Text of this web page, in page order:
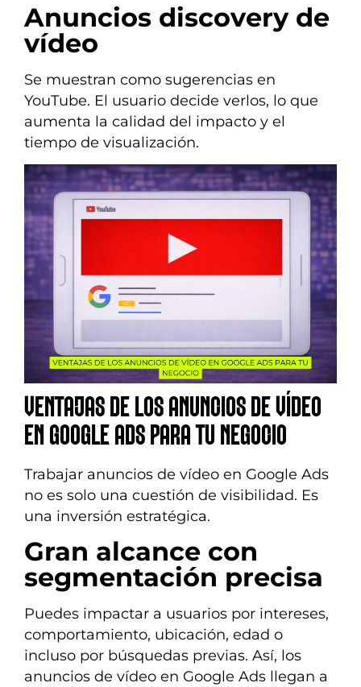
Anuncios discovery de
vídeo
Se muestran como sugerencias en
YouTube. El usuario decide verlos, lo que
aumenta la calidad del impacto y el
tiempo de visualización.
VENTAJAS DE LOS ANUNCIOS DE VÍDEO
EN GOOGLE ADS PARA TU NEGOCIO
Trabajar anuncios de vídeo en Google Ads
no es solo una cuestión de visibilidad. Es
una inversión estratégica.
Gran alcance con
segmentación precisa
Puedes impactar a usuarios por intereses,
comportamiento, ubicación, edad o
incluso por búsquedas previas. Así, los
anuncios de vídeo en Google Ads llegan a